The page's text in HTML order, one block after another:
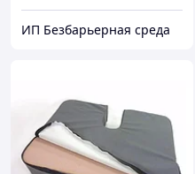
ИП Безбарьерная среда